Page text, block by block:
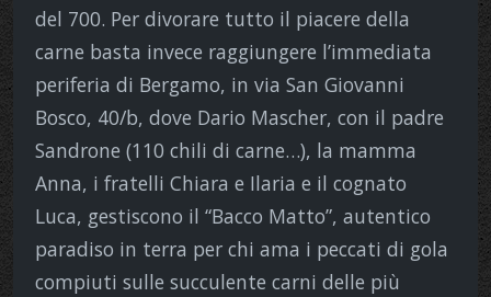
del 700. Per divorare tutto il piacere della
carne basta invece raggiungere l’immediata
periferia di Bergamo, in via San Giovanni
Bosco, 40/b, dove Dario Mascher, con il padre
Sandrone (110 chili di carne…), la mamma
Anna, i fratelli Chiara e Ilaria e il cognato
Luca, gestiscono il “Bacco Matto”, autentico
paradiso in terra per chi ama i peccati di gola
compiuti sulle succulente carni delle più